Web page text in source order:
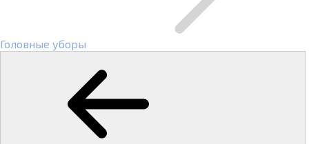
Головные уборы